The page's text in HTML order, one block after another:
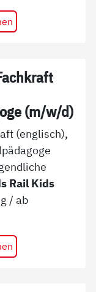
(m/w/d)
(englisch),
Rail Kids
/ ab